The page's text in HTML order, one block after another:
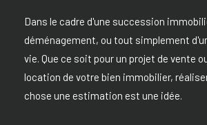
Dans le cadre d'une succession
déménagement, ou tout simplement
vie. Que ce soit pour un projet de vente
location de votre bien immobilier,
chose une estimation est une idée.